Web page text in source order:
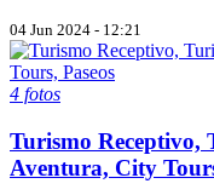
04 Jun 2024 - 12:21
4 fotos
Turismo Receptivo,
Aventura, City